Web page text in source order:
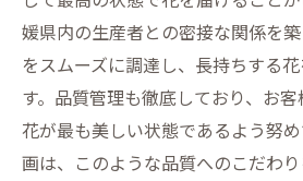
媛県内の生産者との密接な関係を
をスムーズに調達し、長持ちする
す。品質管理も徹底しており、お
花が最も美しい状態であるよう努
画は、このような品質へのこだわ